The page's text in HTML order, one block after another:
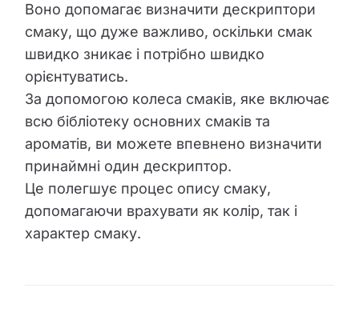
Воно допомагає визначити дескриптори
смаку, що дуже важливо, оскільки смак
швидко зникає і потрібно швидко
орієнтуватись.
За допомогою колеса смаків, яке включає
всю бібліотеку основних смаків та
ароматів, ви можете впевнено визначити
принаймні один дескриптор.
Це полегшує процес опису смаку,
допомагаючи врахувати як колір, так і
характер смаку.